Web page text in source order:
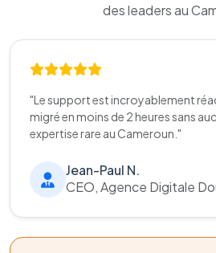
des leaders au
"Le support est incroyablement
migré en moins de 2 heures sans
expertise rare au Cameroun."
Jean-Paul N.
CEO, Agence Digitale